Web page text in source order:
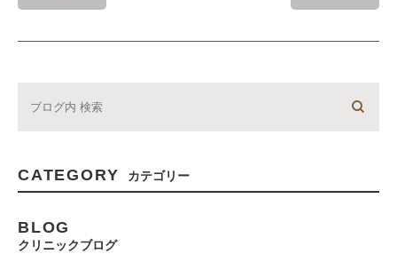
CATEGORY カテゴリー
BLOG
クリニックブログ